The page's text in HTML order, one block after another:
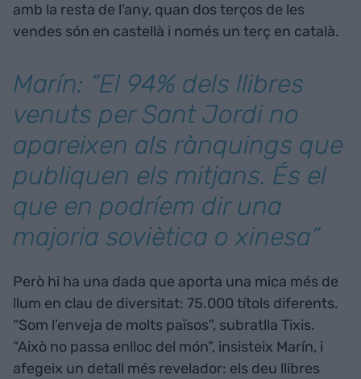
amb la resta de l’any, quan dos terços de les
vendes són en castellà i només un terç en català.
Marín: “El 94% dels llibres
venuts per Sant Jordi no
apareixen als rànquings que
publiquen els mitjans. És el
que en podríem dir una
majoria soviètica o xinesa”
Però hi ha una dada que aporta una mica més de
llum en clau de diversitat: 75.000 títols diferents.
“Som l’enveja de molts països”, subratlla Tixis.
“Això no passa enlloc del món”, insisteix Marín, i
afegeix un detall més revelador: els deu llibres